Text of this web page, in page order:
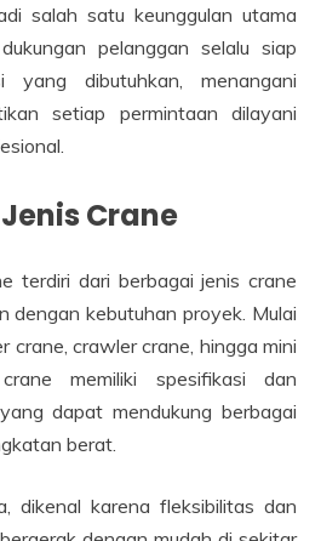
salah satu keunggulan utama
pelanggan selalu siap
yang dibutuhkan, menangani
setiap permintaan dilayani
Crane
terdiri dari berbagai jenis crane
dengan kebutuhan proyek. Mulai
crane, crawler crane, hingga mini
memiliki spesifikasi dan
dapat mendukung berbagai
berat.
dikenal karena fleksibilitas dan